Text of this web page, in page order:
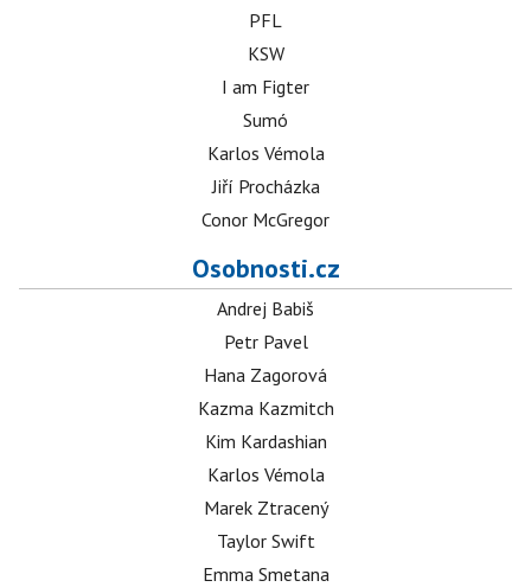
PFL
KSW
I am Figter
Sumó
Karlos Vémola
Jiří Procházka
Conor McGregor
Osobnosti.cz
Andrej Babiš
Petr Pavel
Hana Zagorová
Kazma Kazmitch
Kim Kardashian
Karlos Vémola
Marek Ztracený
Taylor Swift
Emma Smetana